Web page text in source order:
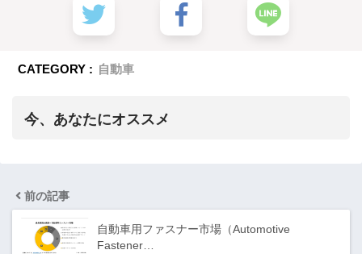
CATEGORY : 自動車
今、あなたにオススメ
前の記事
自動車用ファスナー市場（Automotive
Fastener…